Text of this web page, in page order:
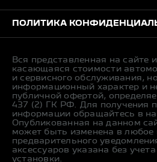
ПОЛИТИКА
Вся представленная на сайте
касающаяся стоимости
и сервисного обслуживания,
информационный характер и
публичной офертой,
437 (2) ГК РФ. Для получения
информации обращайтесь в
Опубликованная на данном
может быть изменена в любое
предварительного
аксессуаров указана без
установки.